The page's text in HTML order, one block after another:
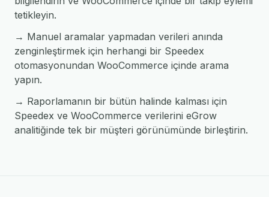
tetikleyin.
→ Manuel aramalar yapmadan verileri anında
zenginleştirmek için herhangi bir Speedex
otomasyonundan WooCommerce içinde arama
yapın.
→ Raporlamanın bir bütün halinde kalması için
Speedex ve WooCommerce verilerini eGrow
analitiğinde tek bir müşteri görünümünde birleştirin.